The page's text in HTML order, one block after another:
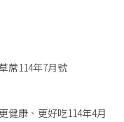
蓆114年7月號
健康、更好吃114年4月